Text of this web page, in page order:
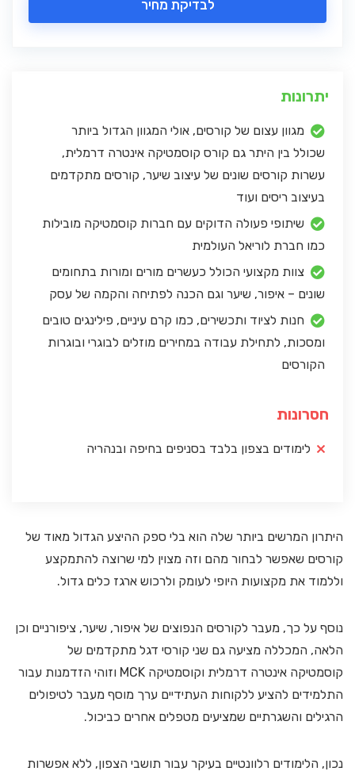
לבדיקת מחיר
יתרונות
מגוון עצום של קורסים, אולי המגוון הגדול ביותר
שכולל בין היתר גם קורס קוסמטיקה אינטרה דרמלית,
עשרות קורסים שונים של עיצוב שיער, קורסים מתקדמים
בעיצוב ריסים ועוד
שיתופי פעולה הדוקים עם חברות קוסמטיקה מובילות
כמו חברת לוריאל העולמית
צוות מקצועי הכולל כעשרים מורים ומורות בתחומים
שונים – איפור, שיער וגם הכנה לפתיחה והקמה של עסק
חנות לציוד ותכשירים, כמו קרם עיניים, פילינגים טובים
ומסכות, לתחילת עבודה במחירים מוזלים לבוגרי ובוגרות
הקורסים
חסרונות
לימודים בצפון בלבד בסניפים בחיפה ובנהריה
היתרון המרשים ביותר שלה הוא בלי ספק ההיצע הגדול מאוד של
קורסים שאפשר לבחור מהם וזה מצוין למי שרוצה להתמקצע
וללמוד את מקצועות היופי לעומק ולרכוש ארגז כלים גדול.
נוסף על כך, מעבר לקורסים הנפוצים של איפור, שיער, ציפורניים וכן
הלאה, המכללה מציעה גם שני קורסי דגל מתקדמים של
קוסמטיקה אינטרה דרמלית וקוסמטיקה MCK וזוהי הזדמנות עבור
התלמידים להציע ללקוחות העתידיים ערך מוסף מעבר לטיפולים
הרגילים והשגרתיים שמציעים מטפלים אחרים כביכול.
נכון, הלימודים רלוונטיים בעיקר עבור תושבי הצפון, ללא אפשרות